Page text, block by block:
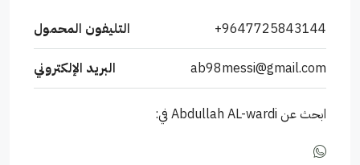
التليفون المحمول +9647725843144
البريد الإلكتروني ab98messi@gmail.com
ابحث عن Abdullah AL-wardi في: